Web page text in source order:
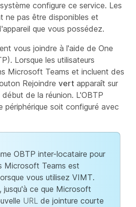
configure ce service. Les
ne pas être disponibles et
que vous possédez.
vous joindre à l'aide de One
Lorsque les utilisateurs
Microsoft Teams et incluent des
Rejoindre vert apparaît sur
de la réunion. L'OBTP
périphérique soit configuré avec
OBTP inter-locataire pour
Microsoft Teams est
vous utilisez VIMT.
jusqu'à ce que Microsoft
URL de jointure courte